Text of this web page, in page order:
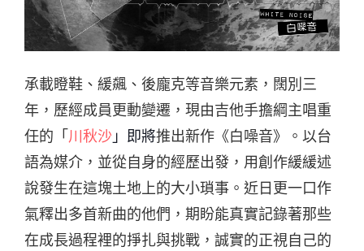
承載瞪鞋、緩飆、後龐克等音樂元素，闊別三
年，歷經成員更動變遷，現由吉他手擔綱主唱重
任的「 川秋沙」即將推出新作《白噪音》。以台
語為媒介，並從自身的經歷出發，用創作緩緩述
說發生在這塊土地上的大小瑣事。近日更一口作
氣釋出多首新曲的他們，期盼能真實記錄著那些
在成長過程裡的掙扎與挑戰，誠實的正視自己的